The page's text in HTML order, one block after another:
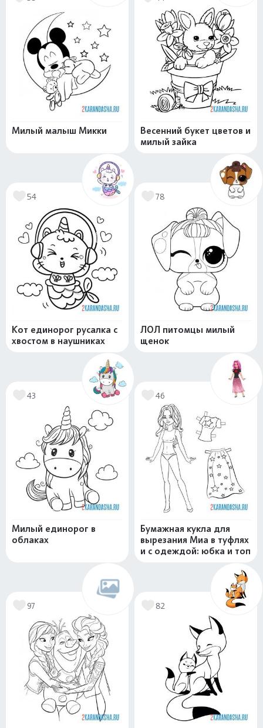
Милый малыш Микки
Весенний букет цветов и
милый зайка
54
Кот единорог русалка с
хвостом в наушниках
78
ЛОЛ питомцы милый
щенок
43
Милый единорог в
облаках
46
Бумажная кукла для
вырезания Миа в туфлях
и с одеждой: юбка и топ
97 82